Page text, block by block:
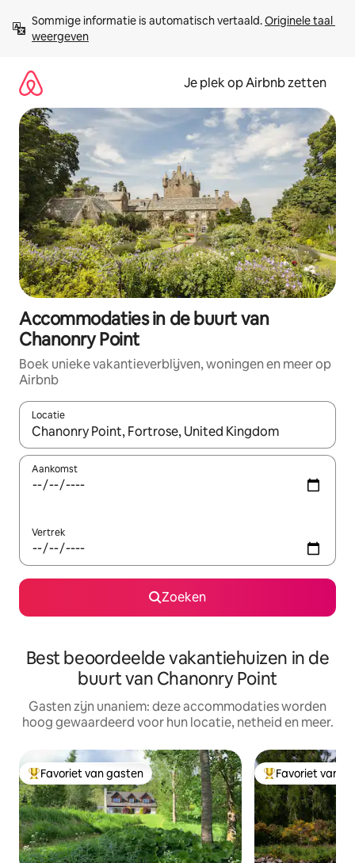
direct
naar
Sommige informatie is automatisch vertaald. Originele taal
weergeven
Je plek op Airbnb zetten
Accommodaties in de buurt van
Chanonry Point
Boek unieke vakantieverblijven, woningen en meer op
Airbnb
Locatie
Wanneer er resultaten beschikbaar zijn, maak je een keuze
Aankomst
Vertrek
Zoeken
Best beoordeelde vakantiehuizen in de
buurt van Chanonry Point
Gasten zijn unaniem: deze accommodaties worden
hoog gewaardeerd voor hun locatie, netheid en meer.
Topfavoriet van gasten
Favoriet van gasten Topfavoriet van
Favoriet van